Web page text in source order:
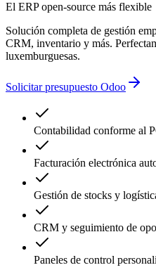
El ERP open-source más flexible
Solución completa de gestión
CRM, inventario y más.
luxemburguesas.
Solicitar presupuesto Odoo
Contabilidad conforme al
Facturación electrónica
Gestión de stocks y
CRM y seguimiento de
Paneles de control